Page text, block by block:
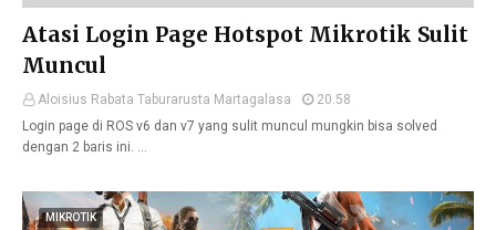
Atasi Login Page Hotspot Mikrotik Sulit
Muncul
Aloisius Rabata Taburarusta Martagalasa
20.58
Login page di ROS v6 dan v7 yang sulit muncul mungkin bisa solved
dengan 2 baris ini. …
MIKROTIK